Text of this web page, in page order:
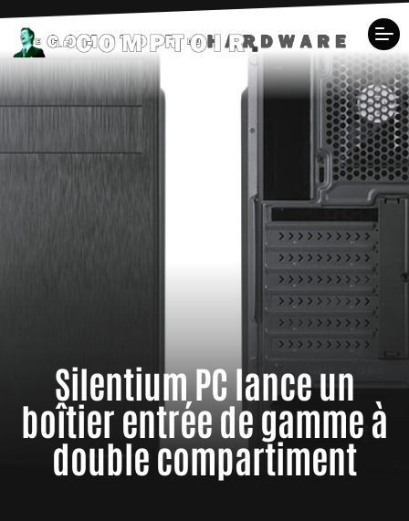
Silentium PC lance un
boîtier entrée de gamme à
double compartiment